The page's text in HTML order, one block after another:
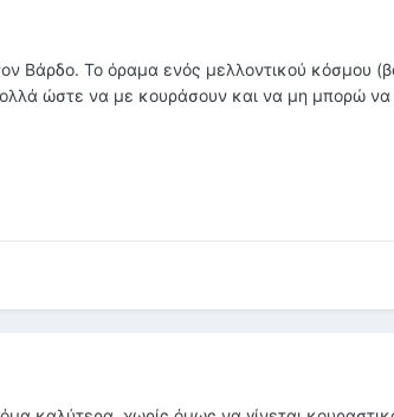
Βάρδο. Το όραμα ενός μελλοντικού κόσμου
ώστε να με κουράσουν και να μη μπορώ να